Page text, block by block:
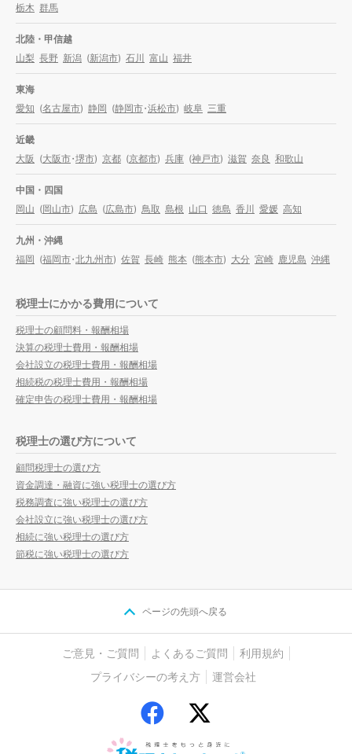
栃木 群馬
北陸・甲信越
山梨 長野 新潟 (新潟市) 石川 富山 福井
東海
愛知 (名古屋市) 静岡 (静岡市・浜松市) 岐阜 三重
近畿
大阪 (大阪市・堺市) 京都 (京都市) 兵庫 (神戸市) 滋賀 奈良 和歌山
中国・四国
岡山 (岡山市) 広島 (広島市) 鳥取 島根 山口 徳島 香川 愛媛 高知
九州・沖縄
福岡 (福岡市・北九州市) 佐賀 長崎 熊本 (熊本市) 大分 宮崎 鹿児島 沖縄
税理士にかかる費用について
税理士の顧問料・報酬相場
決算の税理士費用・報酬相場
会社設立の税理士費用・報酬相場
相続税の税理士費用・報酬相場
確定申告の税理士費用・報酬相場
税理士の選び方について
顧問税理士の選び方
資金調達・融資に強い税理士の選び方
税務調査に強い税理士の選び方
会社設立に強い税理士の選び方
相続に強い税理士の選び方
節税に強い税理士の選び方
ページの先頭へ戻る
ご意見・ご質問 よくあるご質問
利用規約
プライバシーの考え方
運営会社